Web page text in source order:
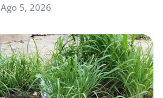
Ago 5, 2026